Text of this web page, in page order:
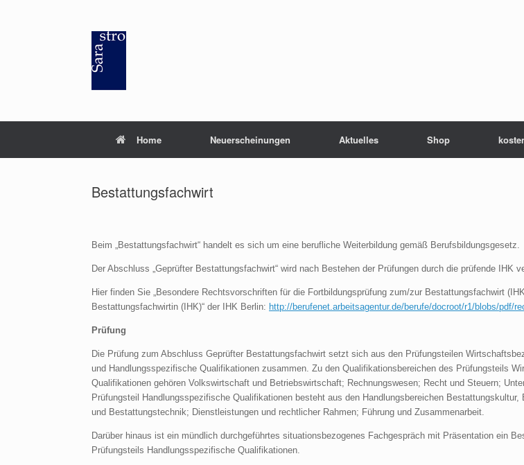
Home Neuerscheinungen Aktuelles Shop
Bestattungsfachwirt
Beim „Bestattungsfachwirt“ handelt es sich um eine berufliche Weiterbildung gemäß Berufsbildungsgesetz.
Der Abschluss „Geprüfter Bestattungsfachwirt“ wird nach Bestehen der Prüfungen durch die prüfende IHK
Hier finden Sie „Besondere Rechtsvorschriften für die Fortbildungsprüfung zum/zur Bestattungsfachwirt
Bestattungsfachwirtin (IHK)“ der IHK Berlin: http://berufenet.arbeitsagentur.de/berufe/docroot/r1/blobs/pdf/
Prüfung
Die Prüfung zum Abschluss Geprüfter Bestattungsfachwirt setzt sich aus den Prüfungsteilen
und Handlungsspezifische Qualifikationen zusammen. Zu den Qualifikationsbereichen des Prüfungsteils
Qualifikationen gehören Volkswirtschaft und Betriebswirtschaft; Rechnungswesen; Recht und Steuern;
Prüfungsteil Handlungsspezifische Qualifikationen besteht aus den Handlungsbereichen Bestattungskultur,
und Bestattungstechnik; Dienstleistungen und rechtlicher Rahmen; Führung und Zusammenarbeit.
Darüber hinaus ist ein mündlich durchgeführtes situationsbezogenes Fachgespräch mit Präsentation ein
Prüfungsteils Handlungsspezifische Qualifikationen.